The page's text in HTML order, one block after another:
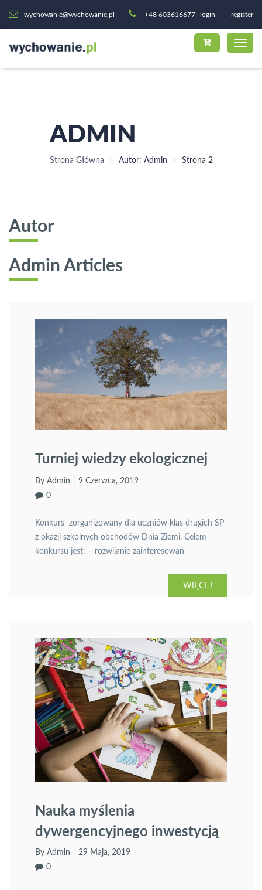
wychowanie@wychowanie.pl +48 603616677 login register
ADMIN
Strona Główna Autor: Admin Strona 2
Autor
Admin Articles
Turniej wiedzy ekologicznej
By Admin
9 Czerwca, 2019
0
Konkurs zorganizowany dla uczniów klas drugich SP
z okazji szkolnych obchodów Dnia Ziemi. Celem
konkursu jest: – rozwijanie zainteresowań
przyrodniczą, rozwiązując zadania […]
WIĘCEJ
Nauka myślenia
dywergencyjnego inwestycją
w dorosłe życie dziecka
By Admin
29 Maja, 2019
0